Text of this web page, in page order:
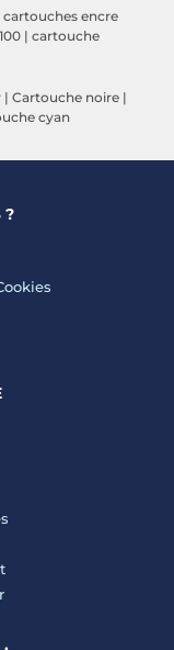
cartouches encre
| cartouche
| Cartouche noire |
cyan
?